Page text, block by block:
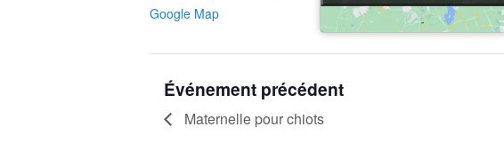
Google Map
Événement précédent
Maternelle pour chiots